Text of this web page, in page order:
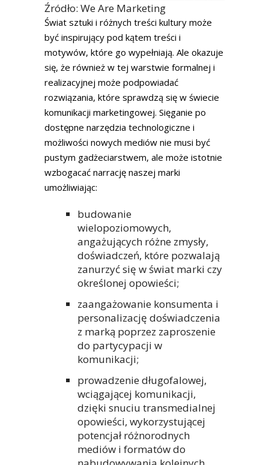
Źródło: We Are Marketing
Świat sztuki i różnych treści kultury może
być inspirujący pod kątem treści i
motywów, które go wypełniają. Ale okazuje
się, że również w tej warstwie formalnej i
realizacyjnej może podpowiadać
rozwiązania, które sprawdzą się w świecie
komunikacji marketingowej. Sięganie po
dostępne narzędzia technologiczne i
możliwości nowych mediów nie musi być
pustym gadżeciarstwem, ale może istotnie
wzbogacać narrację naszej marki
umożliwiając:
budowanie
wielopoziomowych,
angażujących różne zmysły,
doświadczeń, które pozwalają
zanurzyć się w świat marki czy
określonej opowieści;
zaangażowanie konsumenta i
personalizację doświadczenia
z marką poprzez zaproszenie
do partycypacji w
komunikacji;
prowadzenie długofalowej,
wciągającej komunikacji,
dzięki snuciu transmedialnej
opowieści, wykorzystującej
potencjał różnorodnych
mediów i formatów do